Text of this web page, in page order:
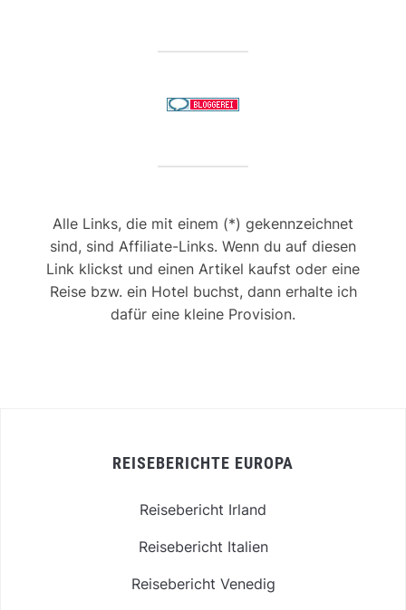
Alle Links, die mit einem (*) gekennzeichnet
sind, sind Affiliate-Links. Wenn du auf diesen
Link klickst und einen Artikel kaufst oder eine
Reise bzw. ein Hotel buchst, dann erhalte ich
dafür eine kleine Provision.
REISEBERICHTE EUROPA
Reisebericht Irland
Reisebericht Italien
Reisebericht Venedig